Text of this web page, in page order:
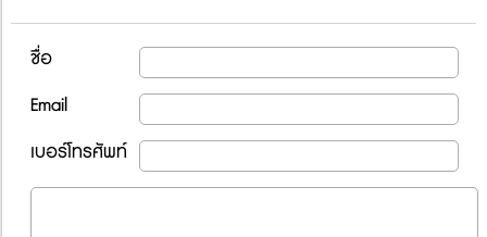
ชื่อ
Email
เบอร์โทรศัพท์